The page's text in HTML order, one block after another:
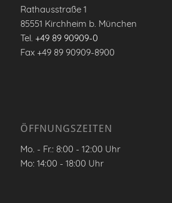
Rathausstraße 1
85551 Kirchheim b. München
Tel. +49 89 90909-0
Fax +49 89 90909-8900
ÖFFNUNGSZEITEN
Mo. - Fr.: 8:00 - 12:00 Uhr
Mo: 14:00 - 18:00 Uhr